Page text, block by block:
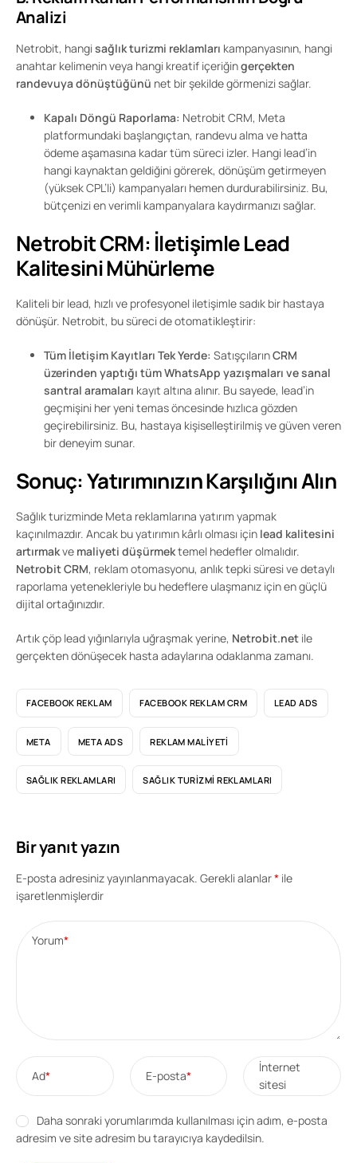
Analizi
Netrobit, hangisağlık turizmi reklamları kampanyasının, hangi
anahtar kelimenin veya hangi kreatif içeriğingerçekten
randevuya dönüştüğünü net bir şekilde görmenizi sağlar.
Kapalı Döngü Raporlama: Netrobit CRM, Meta
platformundaki başlangıçtan, randevu alma ve hatta
ödeme aşamasına kadar tüm süreci izler. Hangi lead’in
hangi kaynaktan geldiğini görerek, dönüşüm getirmeyen
(yüksek CPL’li) kampanyaları hemen durdurabilirsiniz. Bu,
bütçenizi en verimli kampanyalara kaydırmanızı sağlar.
Netrobit CRM: İletişimle Lead
Kalitesini Mühürleme
Kaliteli bir lead, hızlı ve profesyonel iletişimle sadık bir hastaya
dönüşür. Netrobit, bu süreci de otomatikleştirir:
Tüm İletişim Kayıtları Tek Yerde: SatışçılarınCRM
üzerinden yaptığı tüm WhatsApp yazışmaları ve sanal
santral aramaları kayıt altına alınır. Bu sayede, lead’in
geçmişini her yeni temas öncesinde hızlıca gözden
geçirebilirsiniz. Bu, hastaya kişiselleştirilmiş ve güven veren
bir deneyim sunar.
Sonuç: Yatırımınızın Karşılığını Alın
Sağlık turizminde Meta reklamlarına yatırım yapmak
kaçınılmazdır. Ancak bu yatırımın kârlı olması için lead kalitesini
artırmakve maliyeti düşürmektemel hedefler olmalıdır.
Netrobit CRM, reklam otomasyonu, anlık tepki süresi ve detaylı
raporlama yetenekleriyle bu hedeflere ulaşmanız için en güçlü
dijital ortağınızdır.
Artık çöp lead yığınlarıyla uğraşmak yerine, Netrobit.net ile
gerçekten dönüşecek hasta adaylarına odaklanma zamanı.
FACEBOOK REKLAM FACEBOOK REKLAM CRM LEAD ADS
META META ADS REKLAM MALIYETI
SAĞLIK REKLAMLARI SAĞLIK TURIZMI REKLAMLARI
Bir yanıt yazın
E-posta adresiniz yayınlanmayacak. Gerekli alanlar* ile
işaretlenmişlerdir
Yorum*
Ad* E-posta*
İnternet
sitesi
Daha sonraki yorumlarımda kullanılması için adım, e-posta
adresim ve site adresim bu tarayıcıya kaydedilsin.